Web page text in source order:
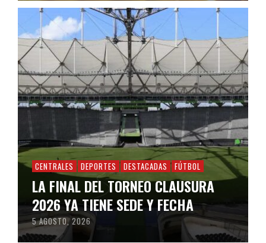
CENTRALES DEPORTES DESTACADAS FÚTBOL
LA FINAL DEL TORNEO CLAUSURA
2026 YA TIENE SEDE Y FECHA
5 AGOSTO, 2026